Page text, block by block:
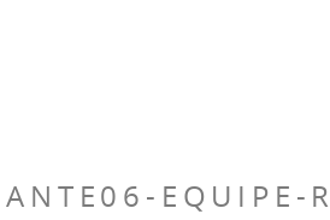
EQUIPE-